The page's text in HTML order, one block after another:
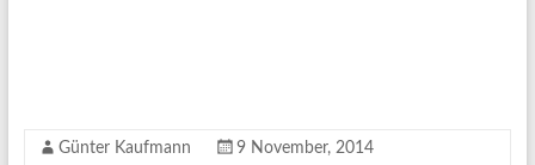
Günter Kaufmann 9 November, 2014